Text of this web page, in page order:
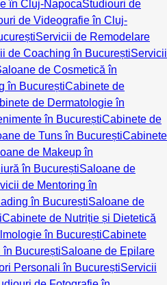
în Cluj-NapocaStudiouri de
de Videografie în Cluj-
Servicii de Remodelare
de Coaching în BucureștiServicii
de Cosmetică în
în BucureștiCabinete de
de Dermatologie în
în BucureștiCabinete de
de Tuns în BucureștiCabinete
de Makeup în
în BucureștiSaloane de
de Mentoring în
în BucureștiSaloane de
Cabinete de Nutriție și Dietetică
în BucureștiCabinete
BucureștiSaloane de Epilare
Personali în BucureștiServicii